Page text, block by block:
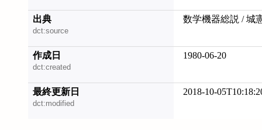
出典
dct:source
数学機器総説 / 城
作成日
dct:created
1980-06-20
最終更新日
dct:modified
2018-10-